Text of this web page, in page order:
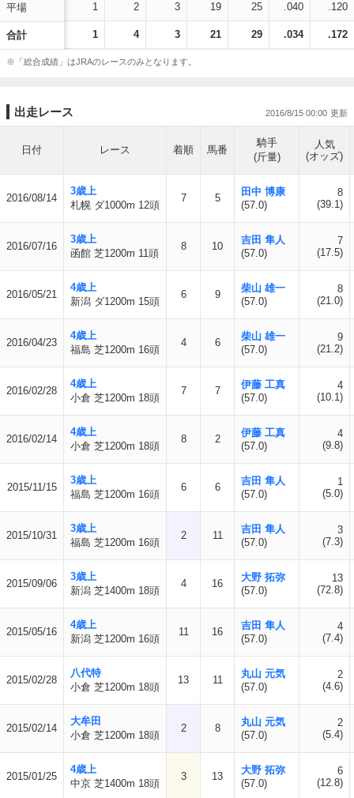
平場
合計
1 2 3 19 25 .040 .120
1 4 3 21 29 .034 .172
※「総合成績」はJRAのレースのみとなります。
出走レース 2016/8/15 00:00
日付 レース 着順 馬番
騎手
(斤量)
人気
(オッズ)
2016/08/14
3歳上
札幌 ダ1000m 12頭
7 5
田中 博康
(57.0)
8
(39.1)
2016/07/16
3歳上
函館 芝1200m 11頭
8 10
吉田 隼人
(57.0)
7
(17.5)
2016/05/21
4歳上
新潟 ダ1200m 15頭
6 9
柴山 雄一
(57.0)
8
(21.0)
2016/04/23
4歳上
福島 芝1200m 16頭
4 6
柴山 雄一
(57.0)
9
(21.2)
2016/02/28
4歳上
小倉 芝1200m 18頭
7 7
伊藤 工真
(57.0)
4
(10.1)
2016/02/14
4歳上
小倉 芝1200m 18頭
8 2
伊藤 工真
(57.0)
4
(9.8)
2015/11/15
3歳上
福島 芝1200m 16頭
6 6
吉田 隼人
(57.0)
1
(5.0)
2015/10/31
3歳上
福島 芝1200m 16頭
2 11
吉田 隼人
(57.0)
3
(7.3)
2015/09/06
3歳上
新潟 芝1400m 18頭
4 16
大野 拓弥
(57.0)
13
(72.8)
2015/05/16
4歳上
新潟 芝1200m 16頭
11 16
吉田 隼人
(57.0)
4
(7.4)
2015/02/28
八代特
小倉 芝1200m 18頭
13 11
丸山 元気
(57.0)
2
(4.6)
2015/02/14
大牟田
小倉 芝1200m 18頭
2 8
丸山 元気
(57.0)
2
(5.4)
2015/01/25
4歳上
中京 芝1400m 18頭
3 13
大野 拓弥
(57.0)
6
(12.8)